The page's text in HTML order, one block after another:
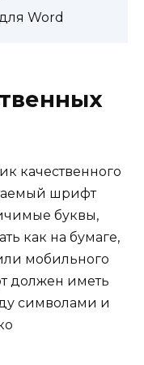
Word
качественного
шрифт
буквы,
как на бумаге,
мобильного
должен иметь
символами и